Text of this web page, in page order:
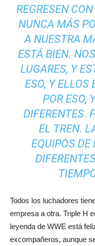
REGRESEN
NUNCA MÁS
A NUESTRA
ESTÁ BIEN.
LUGARES, Y
ESO, Y ELLOS
POR ESO,
DIFERENTES.
EL TREN.
EQUIPOS
Todos los luchadores
empresa a otra. Triple H
leyenda de WWE está
excompañeros, aunque